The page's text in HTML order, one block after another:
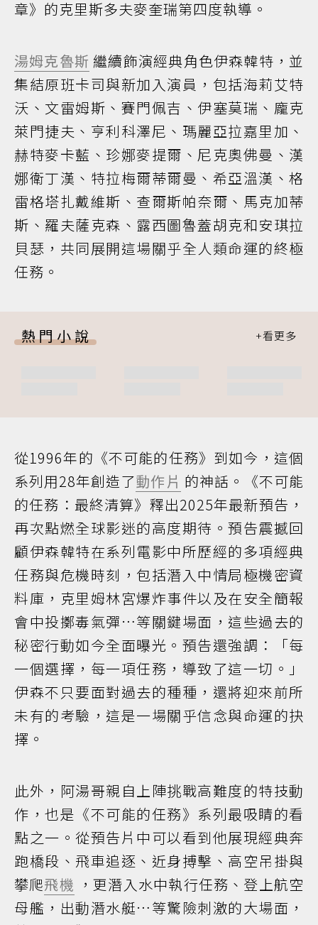
章》的克里斯多夫麥奎瑞第四度執導。
湯姆克魯斯 繼續飾演經典角色伊森韓特，並
集結原班卡司與新加入演員，包括海莉艾特
沃、文雷姆斯、賽門佩吉、伊塞莫瑞、龐克
萊門捷夫、亨利科澤尼、瑪麗亞拉嘉里加、
赫特麥卡藍、珍娜麥提爾、尼克奧佛曼、漢
娜衛丁漢、特拉梅爾蒂爾曼、希亞溫漢、格
雷格塔扎戴維斯、查爾斯帕奈爾、馬克加蒂
斯、羅夫薩克森、露西圖魯蓋胡克和安琪拉
貝瑟，共同展開這場關乎全人類命運的終極
任務。
熱門小說
從1996年的《不可能的任務》到如今，這個
系列用28年創造了動作片 的神話。《不可能
的任務：最終清算》釋出2025年最新預告，
再次點燃全球影迷的高度期待。預告震撼回
顧伊森韓特在系列電影中所歷經的多項經典
任務與危機時刻，包括潛入中情局極機密資
料庫，克里姆林宮爆炸事件以及在安全簡報
會中投擲毒氣彈…等關鍵場面，這些過去的
秘密行動如今全面曝光。預告還強調：「每
一個選擇，每一項任務，導致了這一切。」
伊森不只要面對過去的種種，還將迎來前所
未有的考驗，這是一場關乎信念與命運的抉
擇。
此外，阿湯哥親自上陣挑戰高難度的特技動
作，也是《不可能的任務》系列最吸睛的看
點之一。從預告片中可以看到他展現經典奔
跑橋段、飛車追逐、近身搏擊、高空吊掛與
攀爬飛機 ，更潛入水中執行任務、登上航空
母艦，出動潛水艇…等驚險刺激的大場面，